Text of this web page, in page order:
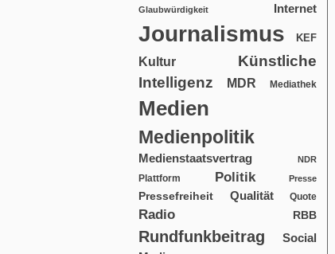
Glaubwürdigkeit Internet
Journalismus KEF
Kultur
Künstliche
Intelligenz
MDR Mediathek
Medien
Medienpolitik
Medienstaatsvertrag NDR
Plattform Politik Presse
Pressefreiheit Qualität Quote
Radio RBB
Rundfunkbeitrag
Social